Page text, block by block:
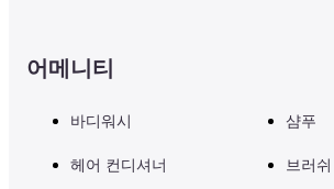
어메니티
바디워시 샴푸
헤어 컨디셔너 브러쉬